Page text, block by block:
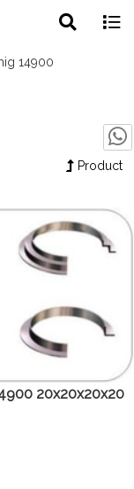
14900
Product
20x20x20x20